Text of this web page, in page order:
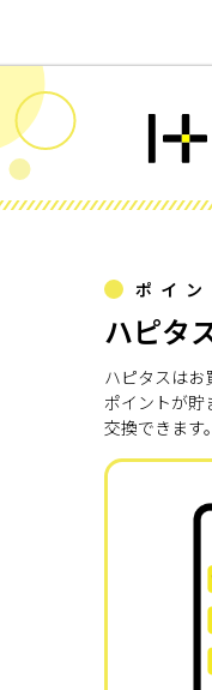
ポイン
ハピタ
ハピタスはお
ポイントが貯
交換できます。